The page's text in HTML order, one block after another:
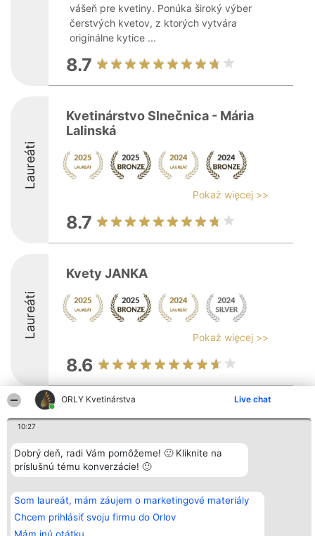
ORLY Kvetinárstva Live chat
10:27
Dobrý deň, radi Vám pomôžeme! 🙂 Kliknite na
príslušnú tému konverzácie! 🙂
Som laureát, mám záujem o marketingové materiály
Chcem prihlásiť svoju firmu do Orlov
vášeň pre kvetiny. Ponúka široký výber
čerstvých kvetov, z ktorých vytvára
originálne kytice ...
8.7
Laureáti
Kvetinárstvo Slnečnica - Mária
Lalinská
Pokaż więcej >>
8.7
Laureáti
Kvety JANKA
Pokaż więcej >>
8.6
Bright Side Solutions sp. z o.
ul. Ruska 22
Wrocław 50-079
KRS 0000749100 | Regon
381313360 | NIP 8943132676
wszystkich
Laureatów
Podmienky
Obchodné
Zásady
osobných